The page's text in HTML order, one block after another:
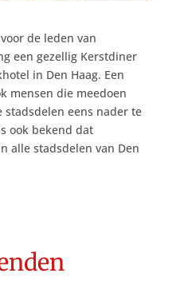
de leden van
een gezellig Kerstdiner
in Den Haag. Een
mensen die meedoen
eens nader te
ook bekend dat
alle stadsdelen van Den